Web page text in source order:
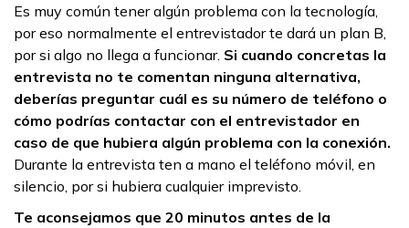
Es muy común tener algún problema con la tecnología,
por eso normalmente el entrevistador te dará un plan B,
por si algo no llega a funcionar. Si cuando concretas la
entrevista no te comentan ninguna alternativa,
deberías preguntar cuál es su número de teléfono o
cómo podrías contactar con el entrevistador en
caso de que hubiera algún problema con la conexión.
Durante la entrevista ten a mano el teléfono móvil, en
silencio, por si hubiera cualquier imprevisto.
Te aconsejamos que 20 minutos antes de la